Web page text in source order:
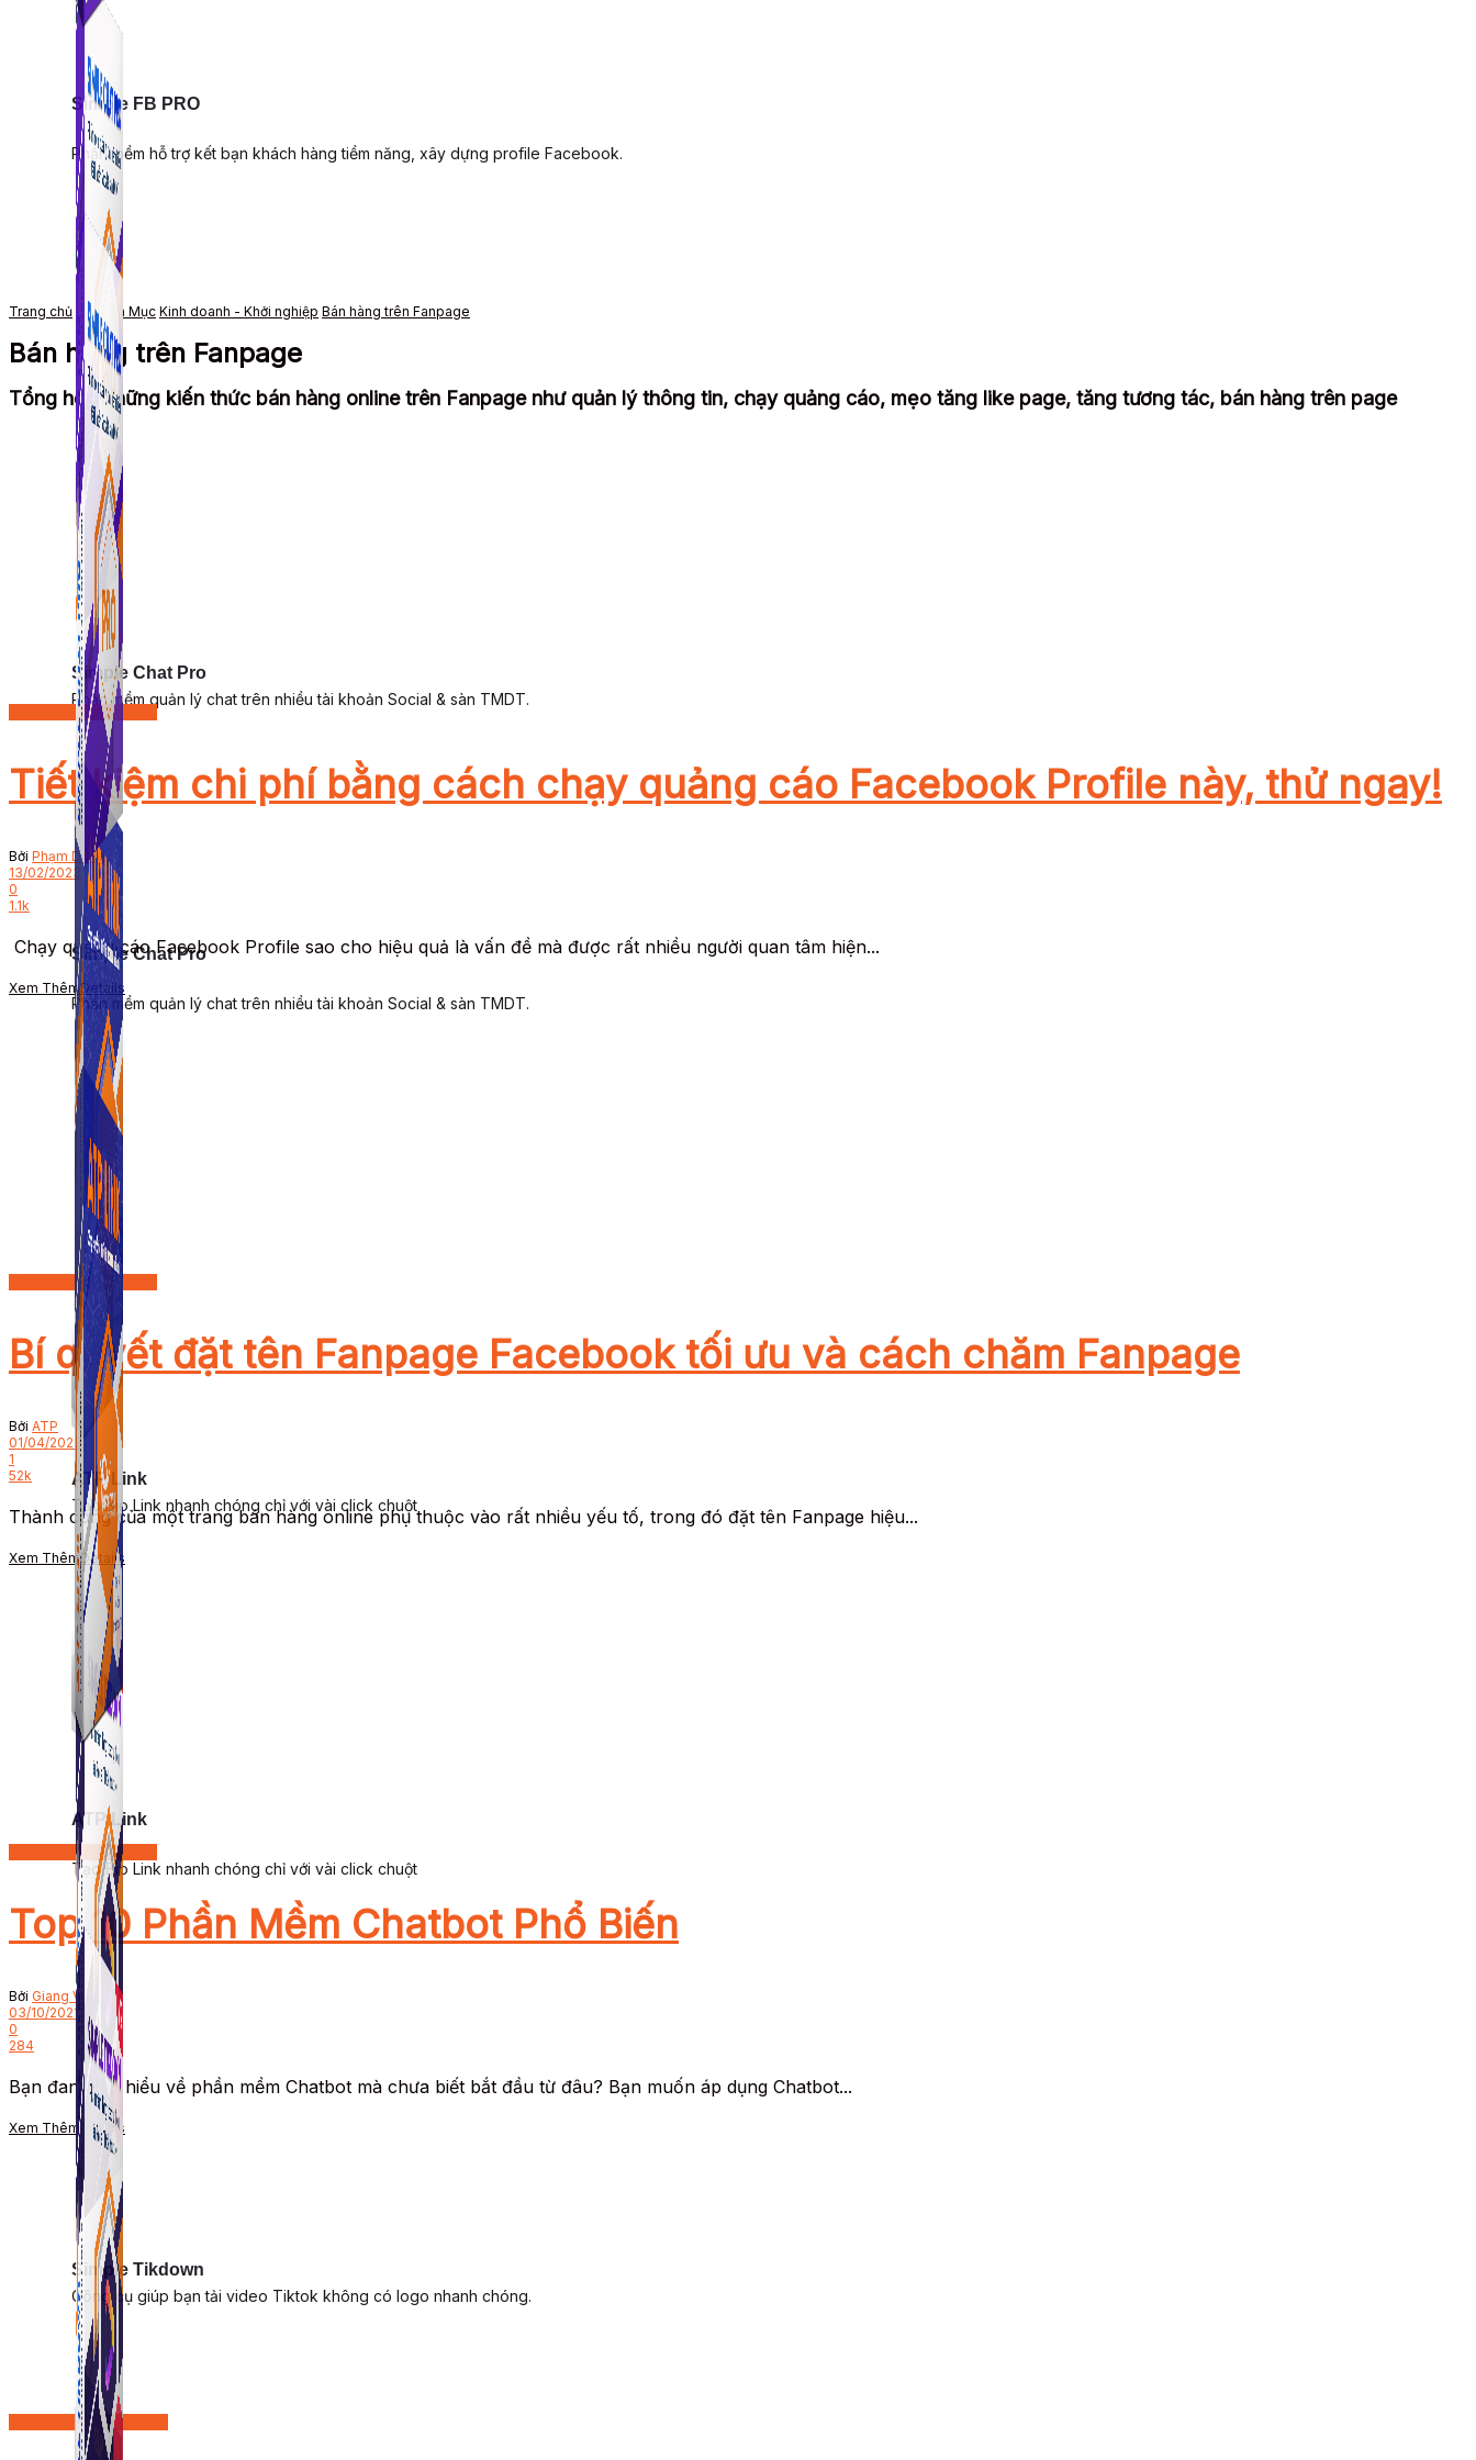
Simple Chat Pro
Phần mềm quản lý chat trên nhiều tài khoản Social & sàn TMDT.
ATP Link
Tạo Bio Link nhanh chóng chỉ với vài click chuột
Simple Tikdown
Công cụ giúp bạn tải video Tiktok không có logo nhanh chóng.
Simple FB PRO
Phần mềm hỗ trợ kết bạn khách hàng tiềm năng, xây dựng profile Facebook.
Simple Chat Pro
Phần mềm quản lý chat trên nhiều tài khoản Social & sàn TMDT.
ATP Link
Tạo Bio Link nhanh chóng chỉ với vài click chuột
Trang chủ Chuyên Mục Kinh doanh - Khởi nghiệp Bán hàng trên Fanpage
Bán hàng trên Fanpage
Tổng hợp những kiến thức bán hàng online trên Fanpage như quản lý thông tin, chạy quảng cáo, mẹo tăng like page, tăng tương tác, bán hàng trên page
Bán hàng trên Fanpage
Tiết kiệm chi phí bằng cách chạy quảng cáo Facebook Profile này, thử ngay!
Bởi Phạm Dung
13/02/2023
0
1.1k
Chạy quảng cáo Facebook Profile sao cho hiệu quả là vấn đề mà được rất nhiều người quan tâm hiện...
Xem ThêmDetails
Bán hàng trên Fanpage
Bí quyết đặt tên Fanpage Facebook tối ưu và cách chăm Fanpage
Bởi ATP
01/04/2023
1
52k
Thành công của một trang bán hàng online phụ thuộc vào rất nhiều yếu tố, trong đó đặt tên Fanpage hiệu...
Xem ThêmDetails
Bán hàng trên Fanpage
Top 10 Phần Mềm Chatbot Phổ Biến
Bởi Giang Vũ
03/10/2021
0
284
Bạn đang tìm hiểu về phần mềm Chatbot mà chưa biết bắt đầu từ đâu? Bạn muốn áp dụng Chatbot...
Xem Thêm Details
Kinh doanh - Khởi nghiệp